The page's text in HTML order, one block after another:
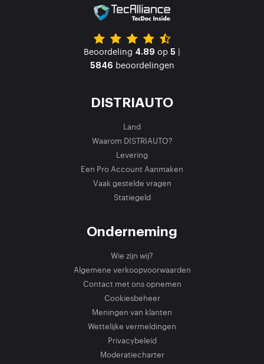
Beoordeling 4.89 op 5 |
5846 beoordelingen
DISTRIAUTO
Land
Waarom DISTRIAUTO?
Levering
Een Pro Account Aanmaken
Vaak gestelde vragen
Statiegeld
Onderneming
Wie zijn wij?
Algemene verkoopvoorwaarden
Contact met ons opnemen
Cookiesbeheer
Meningen van klanten
Wettelijke vermeldingen
Privacybeleid
Moderatiecharter